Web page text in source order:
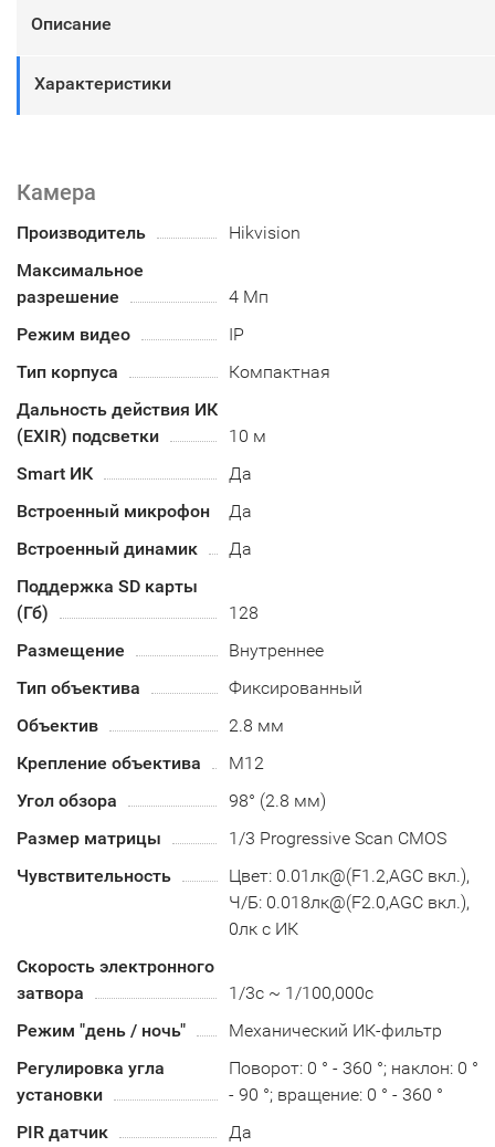
Описание
Характеристики
Камера
Производитель
Hikvision
Максимальное
разрешение
4 Мп
Режим видео
IP
Тип корпуса
Компактная
Дальность действия ИК
(EXIR) подсветки
10 м
Smart ИК
Да
Встроенный микрофон
Да
Встроенный динамик
Да
Поддержка SD карты
(Гб)
128
Размещение
Внутреннее
Тип объектива
Фиксированный
Объектив
2.8 мм
Крепление объектива
М12
Угол обзора
98° (2.8 мм)
Размер матрицы
1/3 Progressive Scan CMOS
Чувствительность
Цвет: 0.01лк@(F1.2,AGC вкл.),
Ч/Б: 0.018лк@(F2.0,AGC вкл.),
0лк с ИК
Скорость электронного
затвора
1/3с ~ 1/100,000с
Режим "день / ночь"
Механический ИК-фильтр
Регулировка угла
установки
Поворот: 0 ° - 360 °; наклон: 0 °
- 90 °; вращение: 0 ° - 360 °
PIR датчик
Да